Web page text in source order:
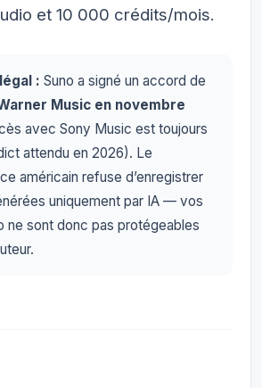
et 10 000 crédits/mois.
: Suno a signé un accord de
Music en novembre
avec Sony Music est toujours
attendu en 2026). Le
américain refuse d’enregistrer
uniquement par IA — vos
ne sont donc pas protégeables